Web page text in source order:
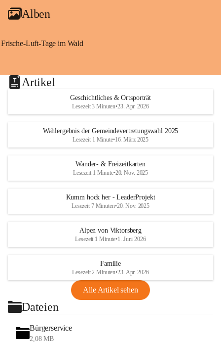
Alben
Frische-Luft-Tage im Wald
Artikel
Geschichtliches & Ortsporträt
Lesezeit 3 Minuten•23. Apr. 2026
Wahlergebnis der Gemeindevertretungswahl 2025
Lesezeit 1 Minute•16. März 2025
Wander- & Freizeitkarten
Lesezeit 1 Minute•20. Nov. 2025
Kumm hock her - LeaderProjekt
Lesezeit 7 Minuten•20. Nov. 2025
Alpen von Viktorsberg
Lesezeit 1 Minute•1. Juni 2026
Familie
Lesezeit 2 Minuten•23. Apr. 2026
Alle Artikel sehen
Dateien
Bürgerservice
2,08 MB